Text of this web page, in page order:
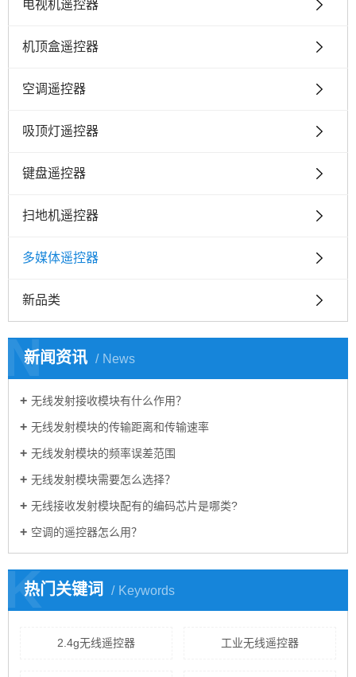
电视机遥控器
机顶盒遥控器
空调遥控器
吸顶灯遥控器
键盘遥控器
扫地机遥控器
多媒体遥控器
新品类
新闻资讯 News
N
无线发射接收模块有什么作用？
无线发射模块的传输距离和传输速率
无线发射模块的频率误差范围
无线发射模块需要怎么选择？
无线接收发射模块配有的编码芯片是哪类?
空调的遥控器怎么用？
热门关键词 Keywords
K
2.4g无线遥控器 工业无线遥控器